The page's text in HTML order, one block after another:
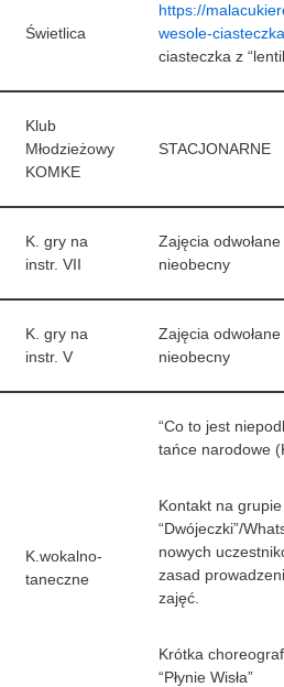
Świetlica
https://
wesole-
ciasteczka z
Klub
Młodzieżowy
KOMKE
STACJONARNE
K. gry na
instr. VII
Zajęcia
nieobecny
K. gry na
instr. V
Zajęcia
nieobecny
K.wokalno-
taneczne
“Co to jest
tańce narodowe
Kontakt na grupie
“Dwójeczki”/
nowych
zasad
zajęć.
Krótka
“Płynie Wisła”